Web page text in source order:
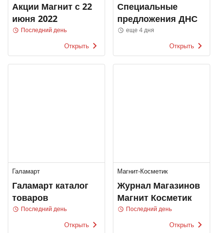
Акции Магнит с 22
июня 2022
Последний день
Открыть
Специальные
предложения ДНС
еще 4 дня
Открыть
Галамарт
Галамарт каталог
товаров
Последний день
Открыть
Магнит-Косметик
Журнал Магазинов
Магнит Косметик
Последний день
Открыть